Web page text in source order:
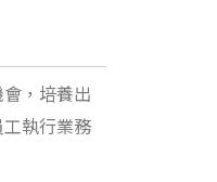
，培養出
執行業務